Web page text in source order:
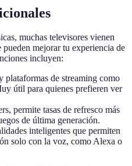
muchas televisores vienen
mejorar tu experiencia de
incluyen:
plataformas de streaming como
útil para quienes prefieren ver
permite tasas de refresco más
de última generación.
inteligentes que permiten
solo con la voz, como Alexa o